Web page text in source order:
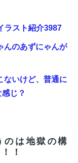
ラスト紹介3987
んのあずにゃんが
ないけど、普通に
じ？
ないけど、普通に
じ？
のは地獄の構
！